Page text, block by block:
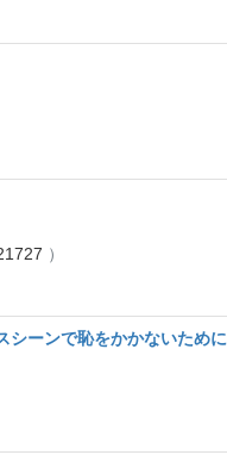
）
シーンで恥をかかないために